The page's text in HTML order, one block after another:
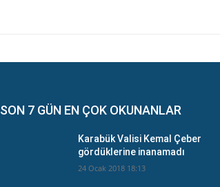
SON 7 GÜN EN ÇOK OKUNANLAR
Karabük Valisi Kemal Çeber
gördüklerine inanamadı
24 Ocak 2018 18:13